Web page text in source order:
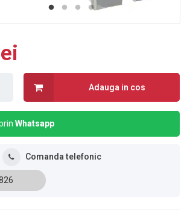
Adauga in cos
Whatsapp
Comanda telefonic